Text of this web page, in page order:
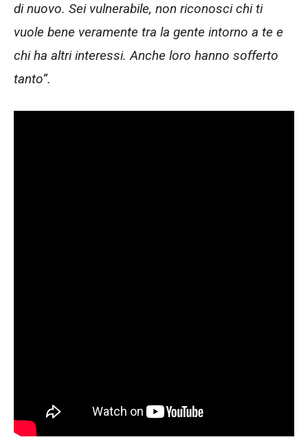
di nuovo. Sei vulnerabile, non riconosci chi ti
vuole bene veramente tra la gente intorno a te e
chi ha altri interessi. Anche loro hanno sofferto
tanto”.